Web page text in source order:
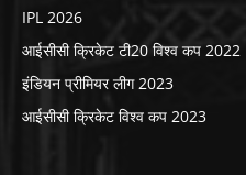
IPL 2026
आईसीसी क्रिकेट टी20 विश्व कप 2022
इंडियन प्रीमियर लीग 2023
आईसीसी क्रिकेट विश्व कप 2023